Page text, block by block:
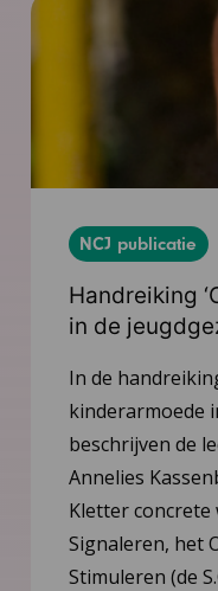
NCJ publicatie
Handreiking
in de
In de
kinderarmoede
beschrijven de
Annelies
Kletter
Signaleren, het
Stimuleren (de